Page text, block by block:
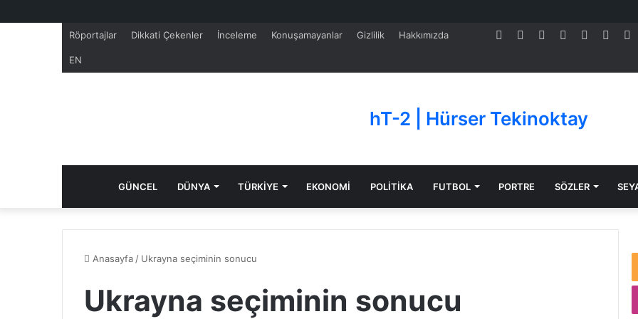
Röportajlar Dikkati Çekenler İnceleme Konuşamayanlar Gizlilik Hakkımızda
EN
YouTube
LinkedIn
Pinterest
Twitter
Facebook
hT-2 | Hürser Tekinoktay
GÜNCEL DÜNYA TÜRKİYE EKONOMİ POLİTİKA FUTBOL PORTRE SÖZLER
Anasayfa / Ukrayna seçiminin sonucu
Ukrayna seçiminin sonucu